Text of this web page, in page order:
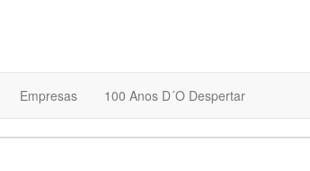
Empresas 100 Anos D´O Despertar